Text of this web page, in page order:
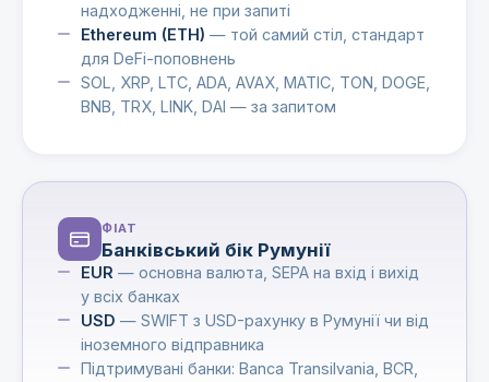
надходженні, не при запиті
Ethereum (ETH) — той самий стіл, стандарт
для DeFi-поповнень
SOL, XRP, LTC, ADA, AVAX, MATIC, TON, DOGE,
BNB, TRX, LINK, DAI — за запитом
ФІАТ
Банківський бік Румунії
EUR — основна валюта, SEPA на вхід і вихід
у всіх банках
USD — SWIFT з USD-рахунку в Румунії чи від
іноземного відправника
Підтримувані банки: Banca Transilvania, BCR,